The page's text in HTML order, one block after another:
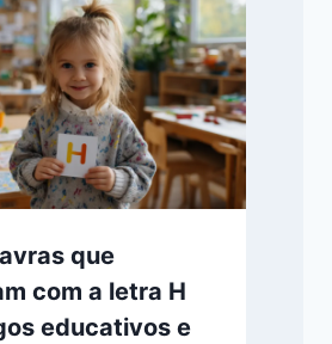
que
com a letra H
educativos e